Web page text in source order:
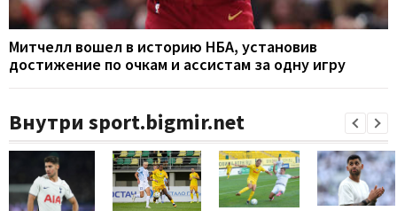
Митчелл вошел в историю НБА, установив
достижение по очкам и ассистам за одну игру
Внутри sport.bigmir.net